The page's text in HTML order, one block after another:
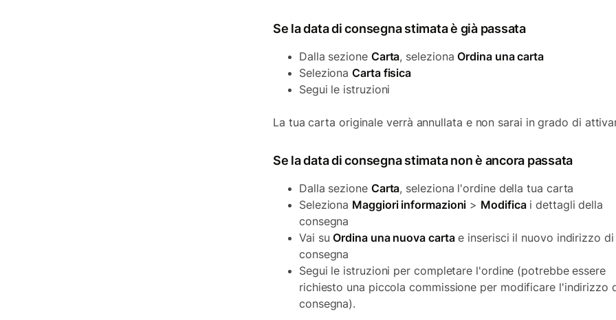
Se la data di consegna stimata è già passata
Dalla sezione Carta, selezionaOrdina una carta
SelezionaCarta fisica
Segui le istruzioni
La tua carta originale verrà annullata e non sarai in grado di
Se la data di consegna stimata non è ancora passata
Dalla sezione Carta, seleziona l'ordine della tua carta
Seleziona Maggiori informazioni > Modificai dettagli della
consegna
Vai suOrdina una nuova cartae inserisci il nuovo indirizzo di
consegna
Segui le istruzioni per completare l'ordine (potrebbe essere
richiesto una piccola commissione per modificare l'indirizzo
consegna).